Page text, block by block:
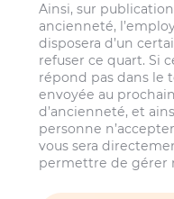
Ainsi, sur
ancienneté,
disposera d’un
refuser ce quart. Si
répond pas dans le
envoyée au
d’ancienneté, et
personne
vous sera
permettre de gérer